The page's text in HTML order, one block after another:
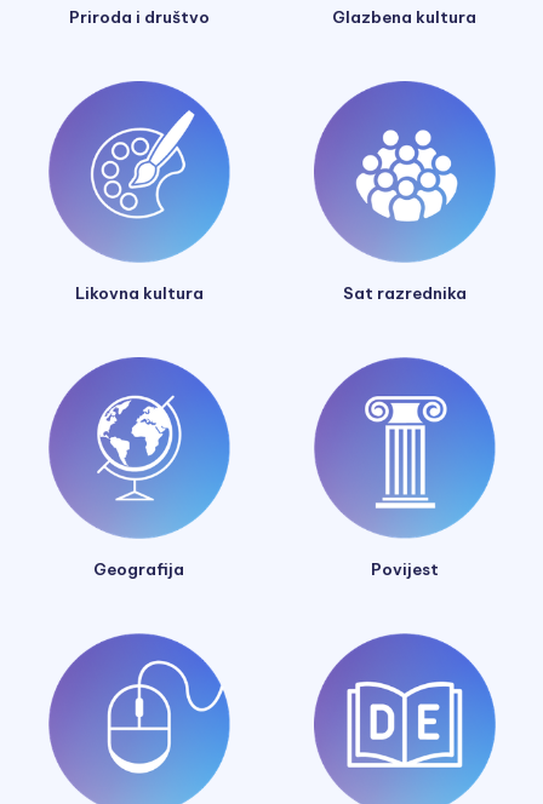
Priroda i društvo Glazbena kultura
Likovna kultura Sat razrednika
Geografija Povijest